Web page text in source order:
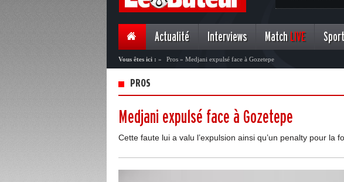
Actualité Interviews Match LIVE
Vous êtes ici : » Pros » Medjani expulsé face à Gozetepe
PROS
Medjani expulsé face à Gozetepe
Cette faute lui a valu l’expulsion ainsi qu’un penalty pour la